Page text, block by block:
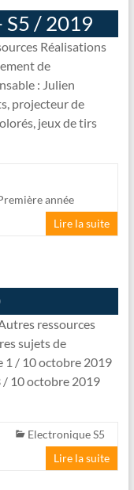
S5 / 2019
Réalisations
de
: Julien
projecteur de
jeux de tirs
année
Lire la suite
ressources
sujets de
1 / 10 octobre 2019
10 octobre 2019
Electronique S5
Lire la suite